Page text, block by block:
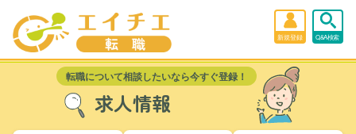
新規登録 Q&A検索
転職について相談したいなら今すぐ登録！
求人情報